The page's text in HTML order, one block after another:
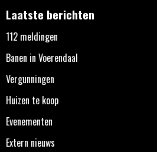
Laatste berichten
112 meldingen
Banen in Voerendaal
Vergunningen
Huizen te koop
Evenementen
Extern nieuws